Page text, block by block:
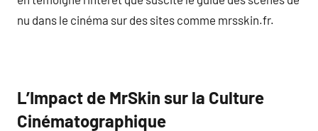
nu dans le cinéma sur des sites comme mrsskin.fr.
L’Impact de MrSkin sur la Culture
Cinématographique